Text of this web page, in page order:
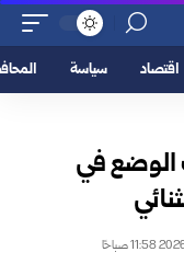
اقتصاد سياسة
الوضع في